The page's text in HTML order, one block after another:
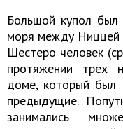
Большой купол
моря между Ниццей
Шестеро человек
протяжении трех
доме, который был
предыдущие.
занимались